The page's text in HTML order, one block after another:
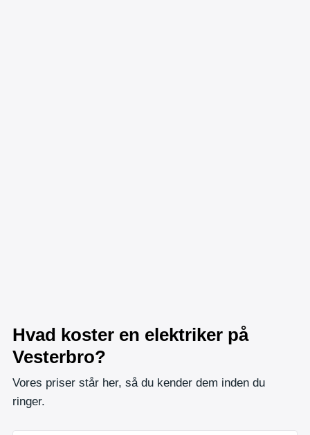
Hvad koster en elektriker på
Vesterbro?
Vores priser står her, så du kender dem inden du
ringer.